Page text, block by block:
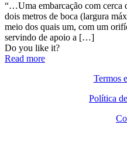
“…Uma embarcação com cerca
dois metros de boca (largura
meio dos quais um, com um
servindo de apoio a […]
Do you like it?
Read more
Termos
Política